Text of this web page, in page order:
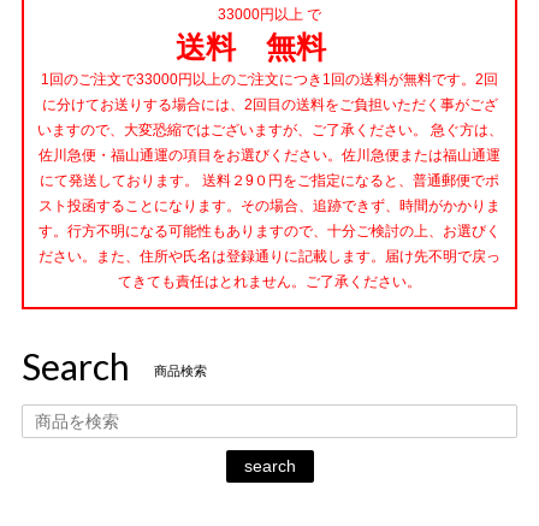
33000円以上 で
送料 無料
1回のご注文で33000円以上のご注文につき1回の送料が無料です。2回
に分けてお送りする場合には、2回目の送料をご負担いただく事がござ
いますので、大変恐縮ではございますが、ご了承ください。 急ぐ方は、
佐川急便・福山通運の項目をお選びください。佐川急便または福山通運
にて発送しております。 送料２9０円をご指定になると、普通郵便でポ
スト投函することになります。その場合、追跡できず、時間がかかりま
す。行方不明になる可能性もありますので、十分ご検討の上、お選びく
ださい。また、住所や氏名は登録通りに記載します。届け先不明で戻っ
てきても責任はとれません。ご了承ください。
Search 商品検索
search